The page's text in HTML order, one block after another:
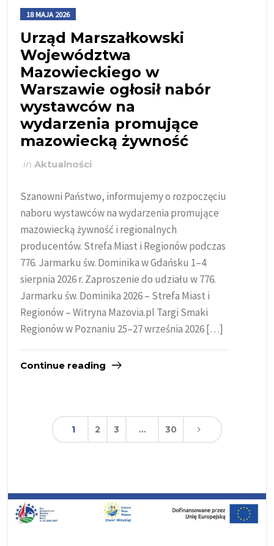
18 MAJA 2026
Urząd Marszałkowski
Województwa
Mazowieckiego w
Warszawie ogłosił nabór
wystawców na
wydarzenia promujące
mazowiecką żywność
inAktualności
Szanowni Państwo, informujemy o rozpoczęciu
naboru wystawców na wydarzenia promujące
mazowiecką żywność i regionalnych
producentów. Strefa Miast i Regionów podczas
776. Jarmarku św. Dominika w Gdańsku 1–4
sierpnia 2026 r. Zaproszenie do udziału w 776.
Jarmarku św. Dominika 2026 – Strefa Miast i
Regionów – Witryna Mazovia.pl Targi Smaki
Regionów w Poznaniu 25–27 września 2026 […]
Continue reading
1 2 3 … 30